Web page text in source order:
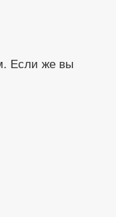
Если же вы